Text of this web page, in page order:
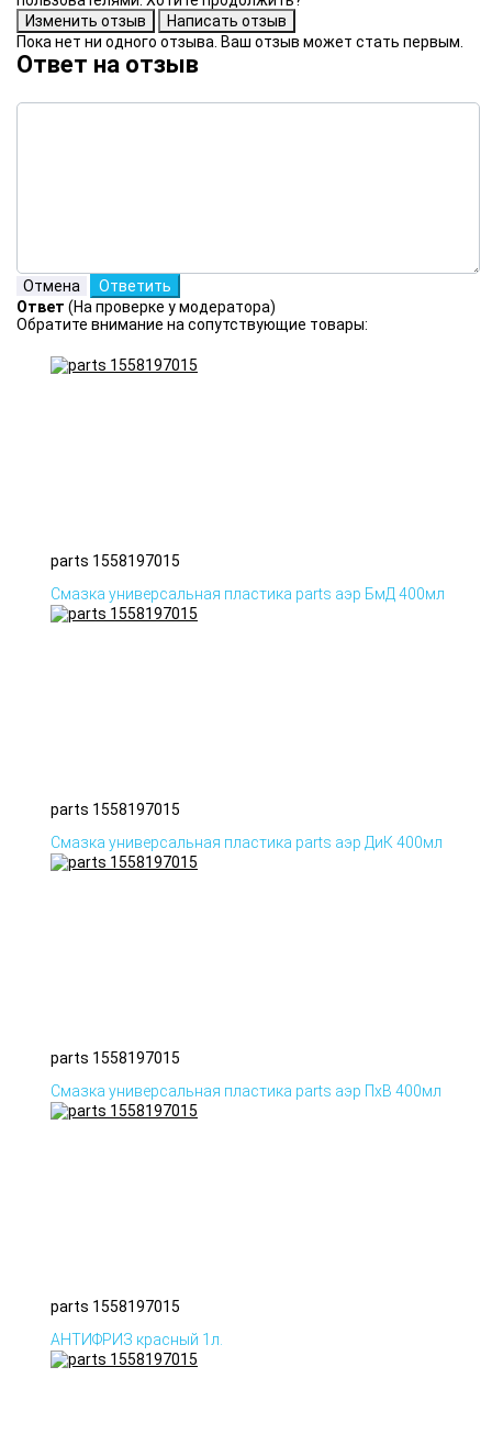
Пока нет ни одного отзыва. Ваш отзыв может стать первым.
Ответ на отзыв
Ответ (На проверке у модератора)
Обратите внимание на сопутствующие товары:
parts 1558197015
Смазка универсальная пластика parts аэр БмД 400мл
parts 1558197015
Смазка универсальная пластика parts аэр ДиК 400мл
parts 1558197015
Смазка универсальная пластика parts аэр ПхВ 400мл
parts 1558197015
АНТИФРИЗ красный 1л.